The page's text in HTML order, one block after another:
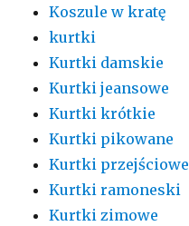
Koszule w kratę
kurtki
Kurtki damskie
Kurtki jeansowe
Kurtki krótkie
Kurtki pikowane
Kurtki przejściowe
Kurtki ramoneski
Kurtki zimowe